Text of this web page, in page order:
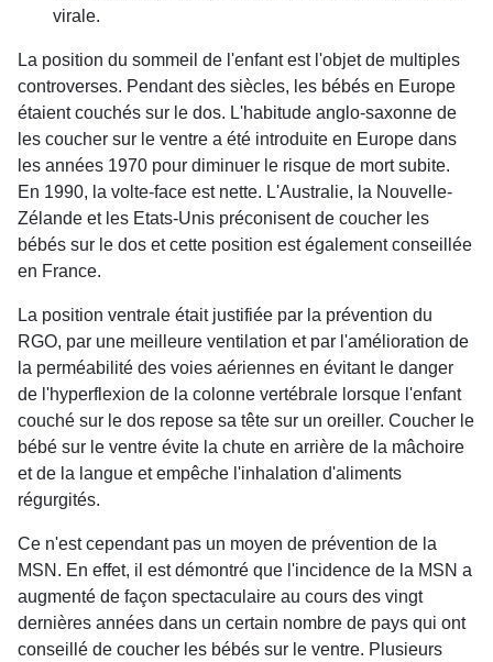
virale.
La position du sommeil de l'enfant est l'objet de multiples
controverses. Pendant des siècles, les bébés en Europe
étaient couchés sur le dos. L'habitude anglo-saxonne de
les coucher sur le ventre a été introduite en Europe dans
les années 1970 pour diminuer le risque de mort subite.
En 1990, la volte-face est nette. L'Australie, la Nouvelle-
Zélande et les Etats-Unis préconisent de coucher les
bébés sur le dos et cette position est également conseillée
en France.
La position ventrale était justifiée par la prévention du
RGO, par une meilleure ventilation et par l'amélioration de
la perméabilité des voies aériennes en évitant le danger
de l'hyperflexion de la colonne vertébrale lorsque l'enfant
couché sur le dos repose sa tête sur un oreiller. Coucher le
bébé sur le ventre évite la chute en arrière de la mâchoire
et de la langue et empêche l'inhalation d'aliments
régurgités.
Ce n'est cependant pas un moyen de prévention de la
MSN. En effet, il est démontré que l'incidence de la MSN a
augmenté de façon spectaculaire au cours des vingt
dernières années dans un certain nombre de pays qui ont
conseillé de coucher les bébés sur le ventre. Plusieurs